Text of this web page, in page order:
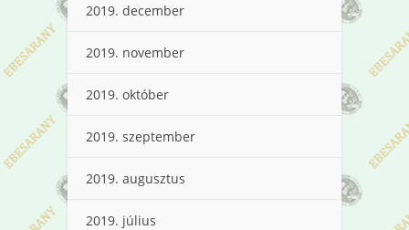
2019. december
2019. november
2019. október
2019. szeptember
2019. augusztus
2019. július